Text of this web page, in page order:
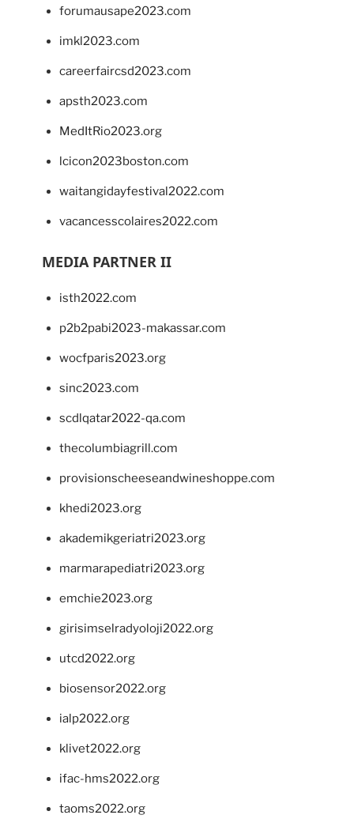
forumausape2023.com
imkl2023.com
careerfaircsd2023.com
apsth2023.com
MedItRio2023.org
lcicon2023boston.com
waitangidayfestival2022.com
vacancesscolaires2022.com
MEDIA PARTNER II
isth2022.com
p2b2pabi2023-makassar.com
wocfparis2023.org
sinc2023.com
scdlqatar2022-qa.com
thecolumbiagrill.com
provisionscheeseandwineshoppe.com
khedi2023.org
akademikgeriatri2023.org
marmarapediatri2023.org
emchie2023.org
girisimselradyoloji2022.org
utcd2022.org
biosensor2022.org
ialp2022.org
klivet2022.org
ifac-hms2022.org
taoms2022.org